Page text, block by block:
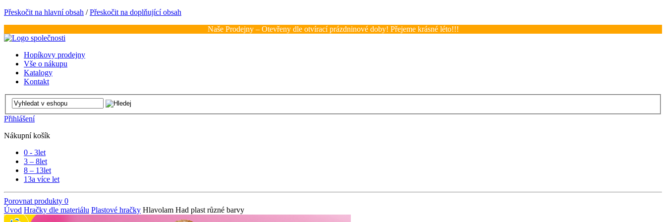
Přeskočit na hlavní obsah /Přeskočit na doplňující obsah
Naše Prodejny – Otevřeny dle otvírací prázdninové doby! Přejeme krásné léto!!!
Hopíkovy prodejny
Vše o nákupu
Katalogy
Kontakt
Přihlášení
Nákupní košík
0 - 3let
3 – 8let
8 – 13let
13a více let
Porovnat produkty 0
Úvod Hračky dle materiálu Plastové hračky Hlavolam Had plast různé barvy